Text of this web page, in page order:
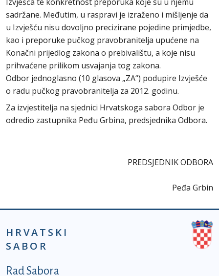
sadržane. Međutim, u raspravi je izraženo i mišljenje da
u Izvješću nisu dovoljno precizirane pojedine primjedbe,
kao i preporuke pučkog pravobranitelja upućene na
Konačni prijedlog zakona o prebivalištu, a koje nisu
prihvaćene prilikom usvajanja tog zakona.
Odbor jednoglasno (10 glasova „ZA“) podupire Izvješće
o radu pučkog pravobranitelja za 2012. godinu.
Za izvjestitelja na sjednici Hrvatskoga sabora Odbor je
odredio zastupnika Peđu Grbina, predsjednika Odbora.
PREDSJEDNIK ODBORA
Peđa Grbin
HRVATSKI
SABOR
Podnožje prvi izbornik
Rad Sabora